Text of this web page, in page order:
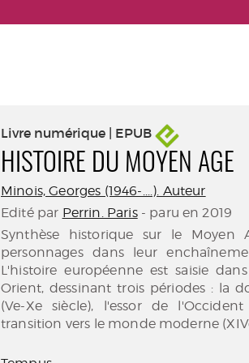
Livre numérique | EPUB
HISTOIRE DU MOYEN AGE
Minois, Georges (1946-....). Auteur
Edité par Perrin. Paris- paru en 2019
Synthèse historique sur le Moyen
personnages dans leur
L'histoire européenne est saisie
Orient, dessinant trois périodes : la
(Ve-Xe siècle), l'essor de
transition vers le monde moderne